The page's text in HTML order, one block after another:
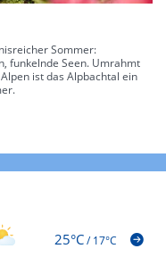
Sommer:
funkelnde Seen. Umrahmt
ist das Alpbachtal ein
25°C/17°C